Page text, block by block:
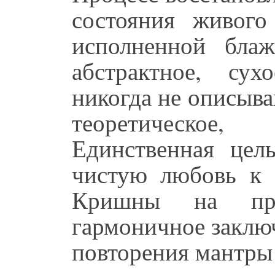
состояния
исполненной
абстрактное,
никогда не
Единственная
чистую любовь к
Кришны на
гармоничное
повторения